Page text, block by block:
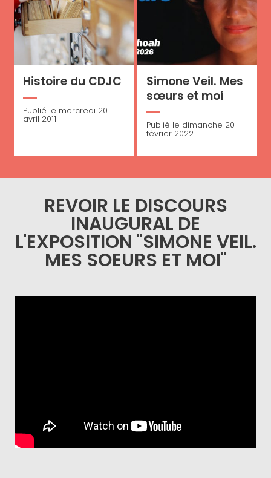
Histoire du CDJC
Publié le mercredi 20
avril 2011
Simone Veil. Mes
sœurs et moi
Publié le dimanche 20
février 2022
REVOIR LE DISCOURS
INAUGURAL DE
L'EXPOSITION "SIMONE VEIL.
MES SOEURS ET MOI"